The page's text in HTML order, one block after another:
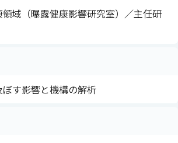
域（曝露健康影響研究室）／主任研
す影響と機構の解析